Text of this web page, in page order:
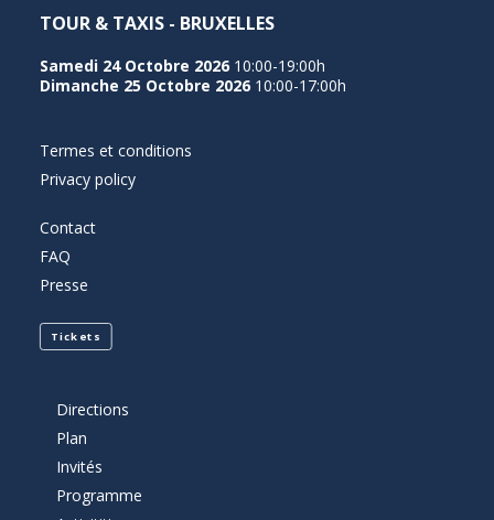
TOUR & TAXIS - BRUXELLES
Samedi 24 Octobre 2026 10:00-19:00h
Dimanche 25 Octobre 2026 10:00-17:00h
Termes et conditions
Privacy policy
Contact
FAQ
Presse
Tickets
Directions
Plan
Invités
Programme